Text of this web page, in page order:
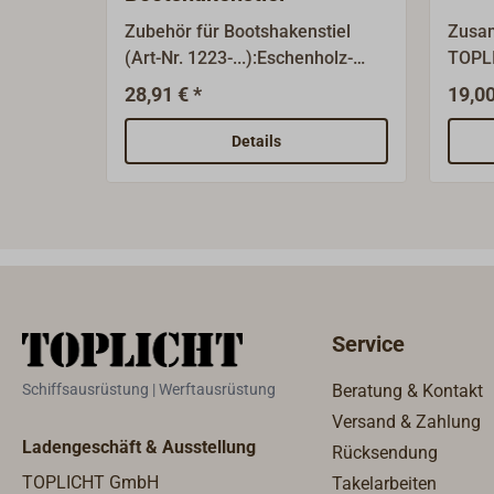
Zubehör für Bootshakenstiel
(Art-Nr. 1223-...):Eschenholz-
Klauen zum Ausbaumen der
Vorsegel.In Kombination mit
einem unserer TOPLICHT-
Bootshakenstiele können Sie
28,91 € *
Details
einer
sich
als
Schiffsausrüstung | Werftausrüstung
Ladengeschäft & Ausstellung
TOPLICHT GmbH
Service
Beratung & Kontakt
Versand & Zahlung
Rücksendung
Takelarbeiten